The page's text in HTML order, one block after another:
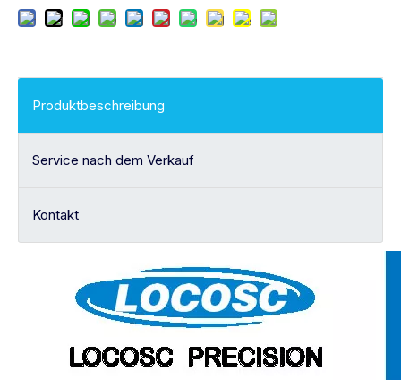
Produktbeschreibung
Service nach dem Verkauf
Kontakt